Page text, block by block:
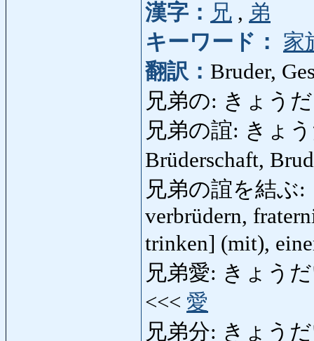
漢字： 兄 , 弟
キーワード：
家
翻訳： Bruder,
兄弟の: きょう
兄弟の誼: きょ
Brüderschaft,
兄弟の誼を結ぶ
verbrüdern,
trinken] (mit),
兄弟愛: きょう
<<< 愛
兄弟分: きょう